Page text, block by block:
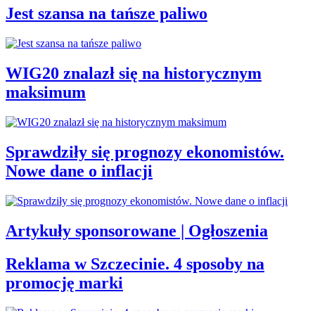
Jest szansa na tańsze paliwo
WIG20 znalazł się na historycznym
maksimum
Sprawdziły się prognozy ekonomistów.
Nowe dane o inflacji
Artykuły sponsorowane | Ogłoszenia
Reklama w Szczecinie. 4 sposoby na
promocję marki